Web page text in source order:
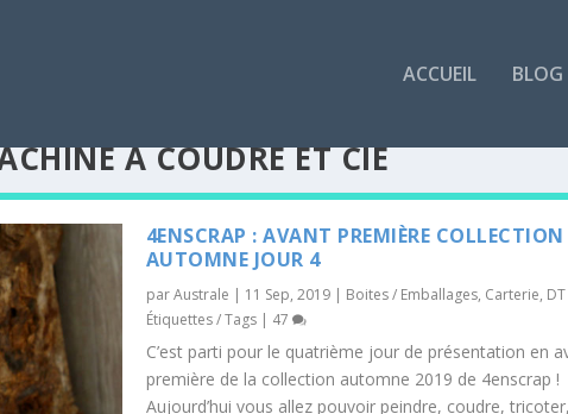
ACCUEIL BLOG
À COUDRE ET CIE
4ENSCRAP : AVANT PREMIÈRE COLLECTION
AUTOMNE JOUR 4
parAustrale | 11 Sep, 2019| Boites / Emballages, Carterie,
Étiquettes / Tags| 47
C’est parti pour le quatrième jour de présentation en
première de la collection automne 2019 de 4enscrap !
Aujourd’hui vous allez pouvoir peindre, coudre,